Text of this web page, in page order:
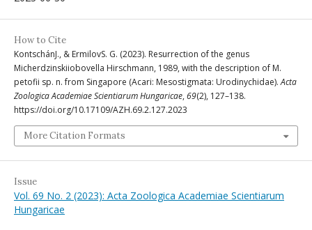
How to Cite
KontschánJ., & ErmilovS. G. (2023). Resurrection of the genus
Micherdzinskiiobovella Hirschmann, 1989, with the description of M.
petofii sp. n. from Singapore (Acari: Mesostigmata: Urodinychidae).Acta
Zoologica Academiae Scientiarum Hungaricae, 69(2), 127–138.
https://doi.org/10.17109/AZH.69.2.127.2023
More Citation Formats
Issue
Vol. 69 No. 2 (2023): Acta Zoologica Academiae Scientiarum
Hungaricae